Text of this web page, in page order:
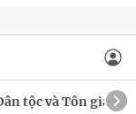
tộc và Tôn giáo